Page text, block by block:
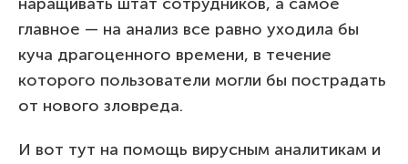
главное — на анализ все равно уходила бы
куча драгоценного времени, в течение
которого пользователи могли бы пострадать
от нового зловреда.
И вот тут на помощь вирусным аналитикам и